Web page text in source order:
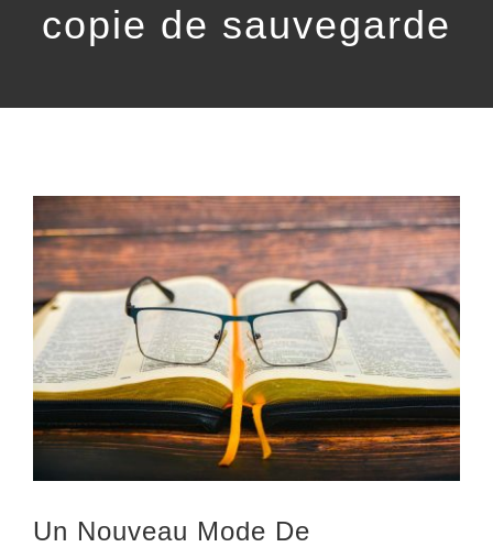
ARTICLES
copie de sauvegarde
l'image
agrandie
Un Nouveau Mode De